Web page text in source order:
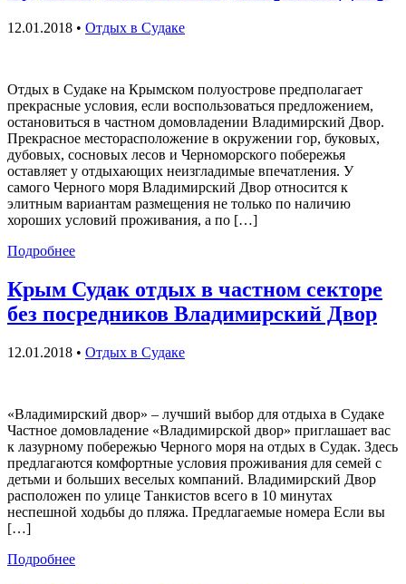
12.01.2018 • Отдых в Судаке
Отдых в Судаке на Крымском полуострове предполагает
прекрасные условия, если воспользоваться предложением,
остановиться в частном домовладении Владимирский Двор.
Прекрасное месторасположение в окружении гор, буковых,
дубовых, сосновых лесов и Черноморского побережья
оставляет у отдыхающих неизгладимые впечатления. У
самого Черного моря Владимирский Двор относится к
элитным вариантам размещения не только по наличию
хороших условий проживания, а по […]
Подробнее
Крым Судак отдых в частном секторе
без посредников Владимирский Двор
12.01.2018 • Отдых в Судаке
«Владимирский двор» – лучший выбор для отдыха в Судаке
Частное домовладение «Владимирской двор» приглашает вас
к лазурному побережью Черного моря на отдых в Судак. Здесь
предлагаются комфортные условия проживания для семей с
детьми и больших веселых компаний. Владимирский Двор
расположен по улице Танкистов всего в 10 минутах
неспешной ходьбы до пляжа. Предлагаемые номера Если вы
[…]
Подробнее